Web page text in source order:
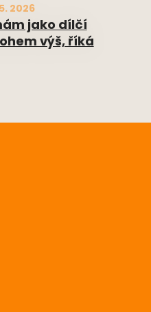
2026
jako dílčí
výš, říká